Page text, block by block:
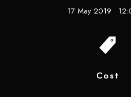
17 May 2019
Cost